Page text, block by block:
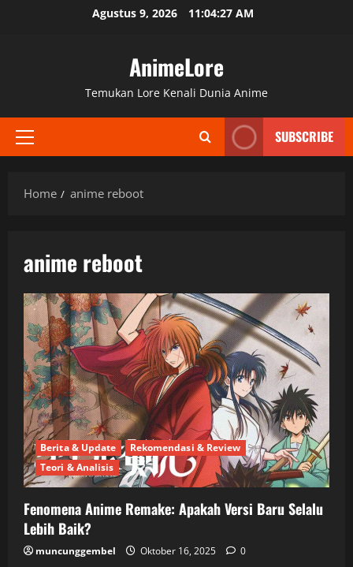
Agustus 9, 2026 11:04:27 AM
AnimeLore
Temukan Lore Kenali Dunia Anime
Primary
SUBSCRIBE
Home anime reboot
anime reboot
Berita & Update
Rekomendasi & Review
Teori & Analisis
Fenomena Anime Remake: Apakah Versi Baru Selalu
Lebih Baik?
muncunggembel Oktober 16, 2025 0